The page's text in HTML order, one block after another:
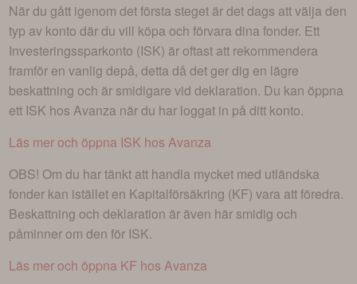
När du gått igenom det första steget är det dags att välja den
typ av konto där du vill köpa och förvara dina fonder. Ett
Investeringssparkonto (ISK) är oftast att rekommendera
framför en vanlig depå, detta då det ger dig en lägre
beskattning och är smidigare vid deklaration. Du kan öppna
ett ISK hos Avanza när du har loggat in på ditt konto.
Läs mer och öppna ISK hos Avanza
OBS! Om du har tänkt att handla mycket med utländska
fonder kan istället en Kapitalförsäkring (KF) vara att föredra.
Beskattning och deklaration är även här smidig och
påminner om den för ISK.
Läs mer och öppna KF hos Avanza